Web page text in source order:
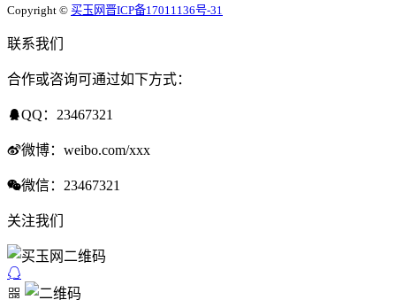
Copyright © 买玉网晋ICP备17011136号-31
联系我们
合作或咨询可通过如下方式：
QQ：23467321
微博：weibo.com/xxx
微信：23467321
关注我们